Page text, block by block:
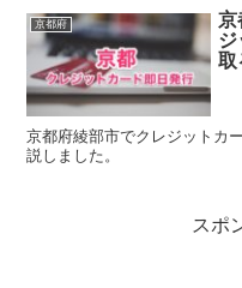
京都府
京
ジ
取
京都府綾部市でクレジットカ
説しました。
スポ